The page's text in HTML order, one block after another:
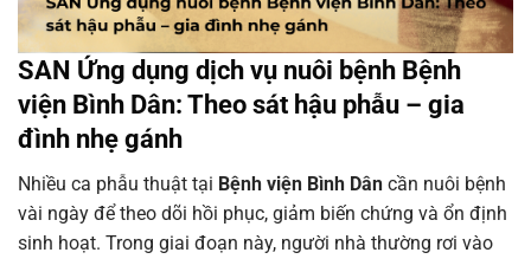
SAN Ứng dụng dịch vụ nuôi bệnh Bệnh
viện Bình Dân: Theo sát hậu phẫu – gia
đình nhẹ gánh
Nhiều ca phẫu thuật tại Bệnh viện Bình Dân cần nuôi bệnh
vài ngày để theo dõi hồi phục, giảm biến chứng và ổn định
sinh hoạt. Trong giai đoạn này, người nhà thường rơi vào